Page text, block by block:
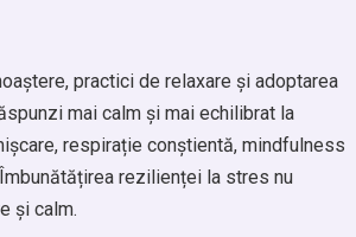
practici de relaxare și adoptarea
mai calm și mai echilibrat la
respirație conștientă, mindfulness
rezilienței la stres nu
și calm.